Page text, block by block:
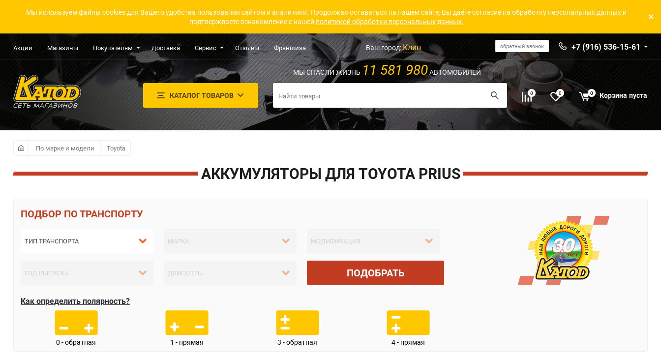
Мы используем файлы cookies для Вашего удобства пользования сайтом и аналитики. Продолжая оставаться на нашем сайте, Вы даёте согласие на обработку персональных данных и
подтверждаете ознакомление с нашей политикой обработки персональных данных.
Акции Магазины Покупателям Доставка Сервис Отзывы Франшиза Ваш город:Клин обратный звонок +7 (916) 536-15-61
КАТАЛОГ ТОВАРОВ
МЫ СПАСЛИ ЖИЗНЬ 11 581 980АВТОМОБИЛЕЙ
0 0 0 Корзина пуста
По марке и модели Toyota
АККУМУЛЯТОРЫ ДЛЯ TOYOTA PRIUS
ПО ТРАНСПОРТУ
ПОДОБРАТЬ
Как определить полярность?
0 - обратная 1 - прямая 3 - обратная 4 - прямая